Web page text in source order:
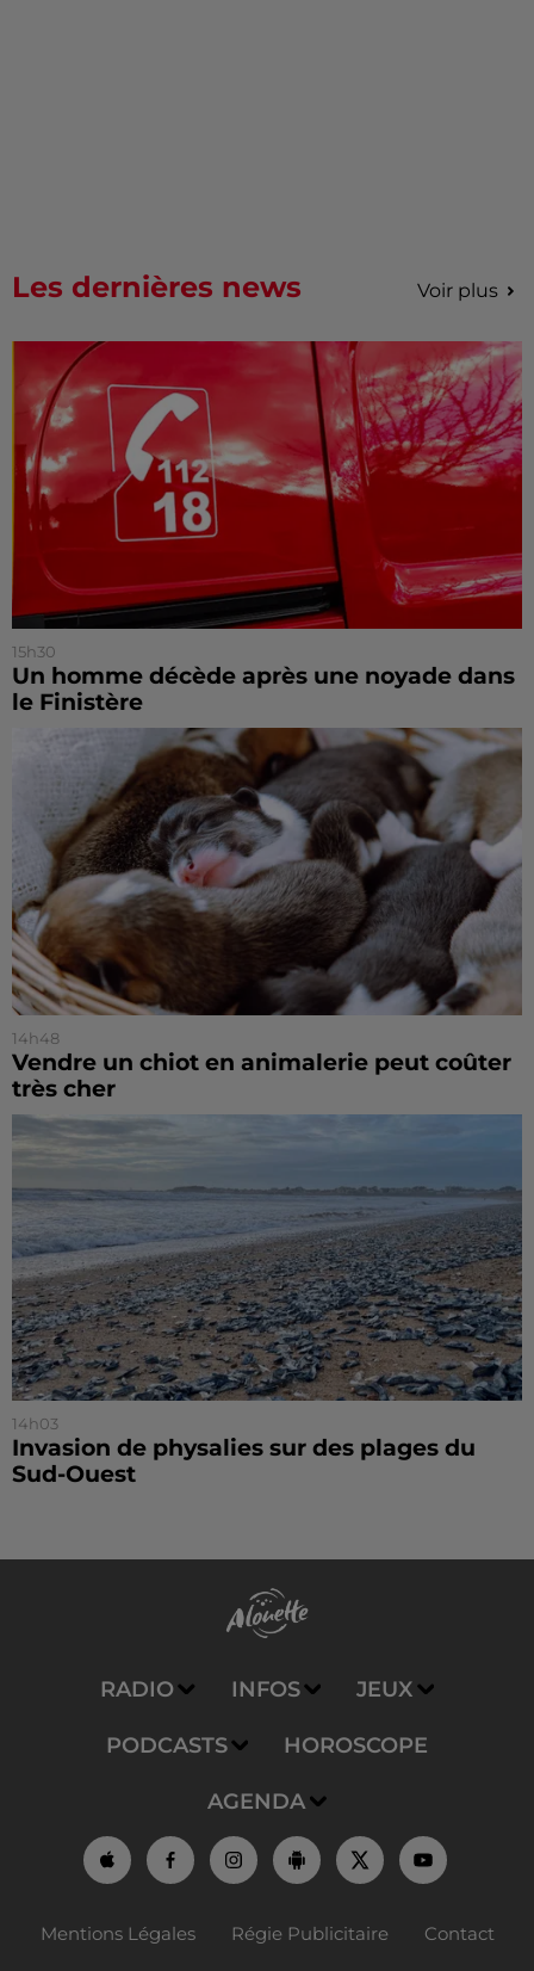
Les dernières news Voir plus
15h30
Un homme décède après une noyade dans
le Finistère
14h48
Vendre un chiot en animalerie peut coûter
très cher
14h03
Invasion de physalies sur des plages du
Sud-Ouest
RADIO INFOS JEUX
PODCASTS HOROSCOPE
AGENDA
Mentions Légales Régie Publicitaire Contact